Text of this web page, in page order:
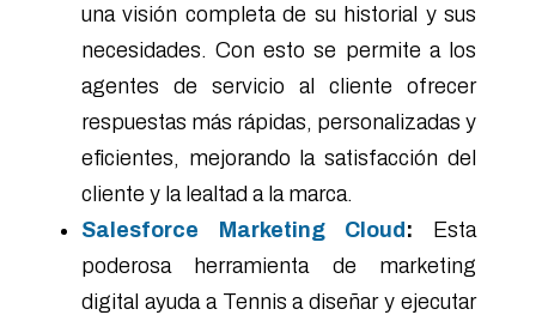
una visión completa de su historial y sus
necesidades. Con esto se permite a los
agentes de servicio al cliente ofrecer
respuestas más rápidas, personalizadas y
eficientes, mejorando la satisfacción del
cliente y la lealtad a la marca.
Salesforce Marketing Cloud: Esta
poderosa herramienta de marketing
digital ayuda a Tennis a diseñar y ejecutar